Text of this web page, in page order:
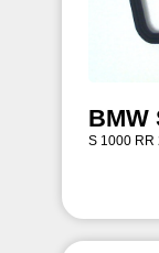
BMW
S 1000 RR